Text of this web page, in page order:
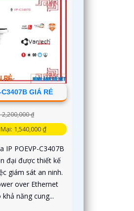
GIÁ RẺ
2,200,000 ₫
1,540,000 ₫
IP POEVP-C3407B
đại được thiết kế
giám sát an ninh.
over Ethernet
năng cung...